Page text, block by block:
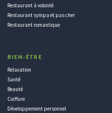
Restaurant à volonté
Restaurant sympa et pas cher
Restaurant romantique
BIEN-ÊTRE
Relaxation
Santé
Beauté
Coiffure
Développement personnel